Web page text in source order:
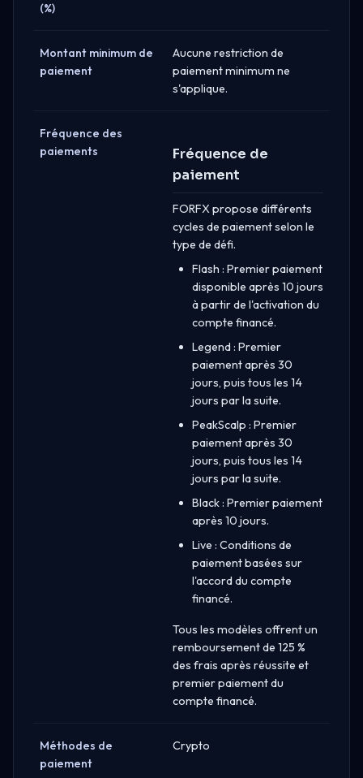
(%)
Montant minimum de
paiement
Aucune restriction de
paiement minimum ne
s'applique.
Fréquence des
paiements
Fréquence de
paiement
FORFX propose différents
cycles de paiement selon le
type de défi.
Flash : Premier paiement
disponible après 10 jours
à partir de l'activation du
compte financé.
Legend : Premier
paiement après 30
jours, puis tous les 14
jours par la suite.
PeakScalp : Premier
paiement après 30
jours, puis tous les 14
jours par la suite.
Black : Premier paiement
après 10 jours.
Live : Conditions de
paiement basées sur
l'accord du compte
financé.
Tous les modèles offrent un
remboursement de 125 %
des frais après réussite et
premier paiement du
compte financé.
Méthodes de
paiement
Crypto